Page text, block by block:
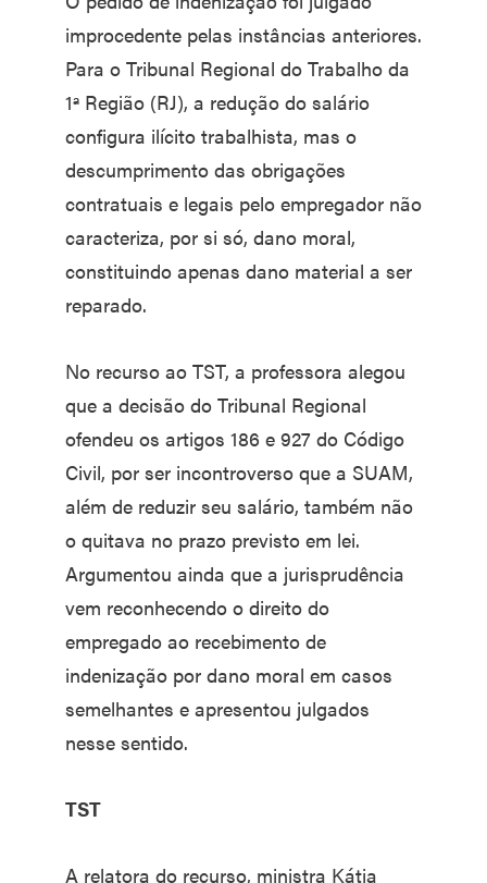
improcedente pelas instâncias anteriores.
Para o Tribunal Regional do Trabalho da
1ª Região (RJ), a redução do salário
configura ilícito trabalhista, mas o
descumprimento das obrigações
contratuais e legais pelo empregador não
caracteriza, por si só, dano moral,
constituindo apenas dano material a ser
reparado.
No recurso ao TST, a professora alegou
que a decisão do Tribunal Regional
ofendeu os artigos 186 e 927 do Código
Civil, por ser incontroverso que a SUAM,
além de reduzir seu salário, também não
o quitava no prazo previsto em lei.
Argumentou ainda que a jurisprudência
vem reconhecendo o direito do
empregado ao recebimento de
indenização por dano moral em casos
semelhantes e apresentou julgados
nesse sentido.
TST
A relatora do recurso, ministra Kátia